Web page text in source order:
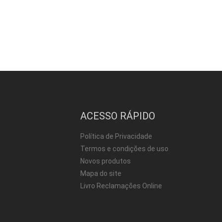
ACESSO RÁPIDO
Política de Privacidade
Termos e condições de uso
Novos produtos
Mapa do site
Livro Reclamações Online